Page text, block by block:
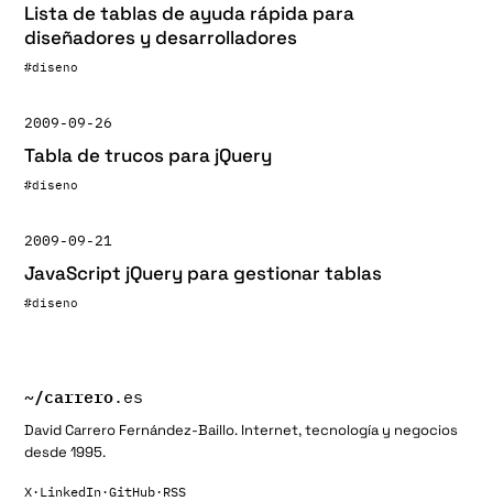
Lista de tablas de ayuda rápida para
diseñadores y desarrolladores
#diseno
2009-09-26
Tabla de trucos para jQuery
#diseno
2009-09-21
JavaScript jQuery para gestionar tablas
#diseno
~/carrero.es
David Carrero Fernández-Baillo. Internet, tecnología y negocios
desde 1995.
X· LinkedIn·GitHub· RSS